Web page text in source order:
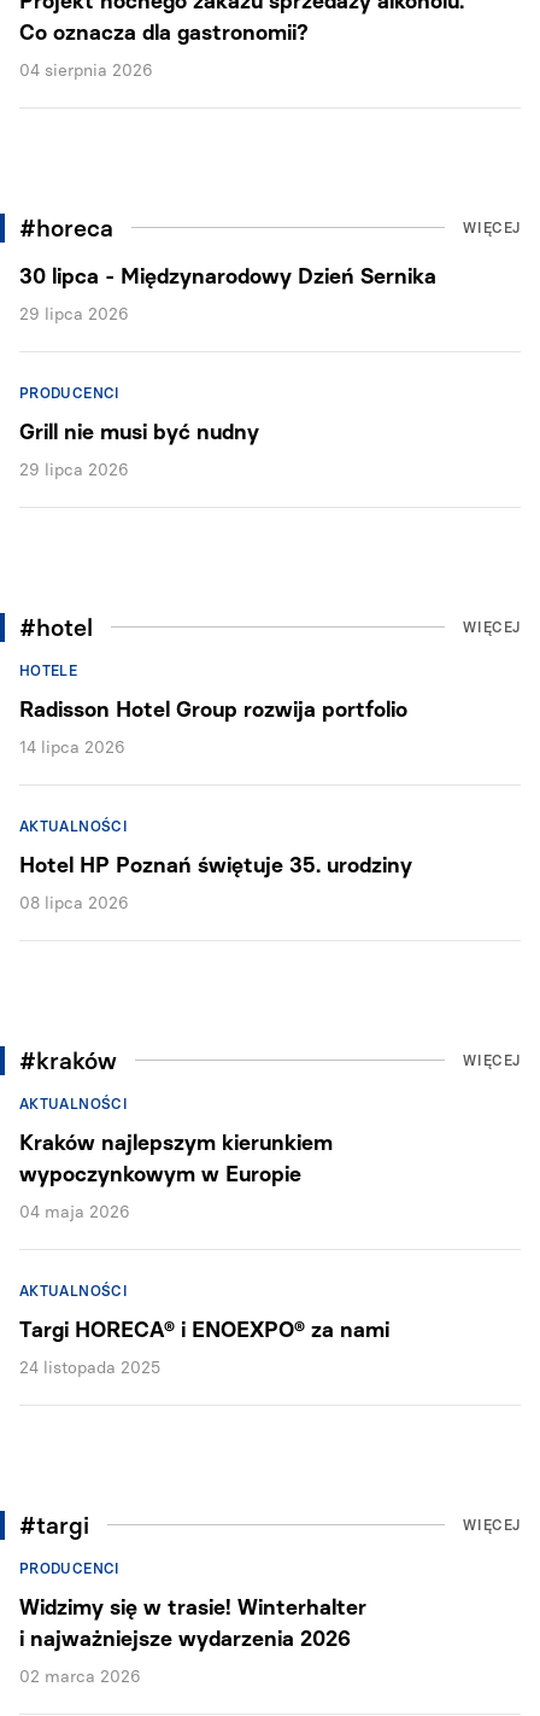
Co oznacza dla gastronomii?
04 sierpnia 2026
#horeca WIĘCEJ
30 lipca - Międzynarodowy Dzień Sernika
29 lipca 2026
PRODUCENCI
Grill nie musi być nudny
29 lipca 2026
#hotel WIĘCEJ
HOTELE
Radisson Hotel Group rozwija portfolio
14 lipca 2026
AKTUALNOŚCI
Hotel HP Poznań świętuje 35. urodziny
08 lipca 2026
#kraków WIĘCEJ
AKTUALNOŚCI
Kraków najlepszym kierunkiem
wypoczynkowym w Europie
04 maja 2026
AKTUALNOŚCI
Targi HORECA® i ENOEXPO® za nami
24 listopada 2025
#targi WIĘCEJ
PRODUCENCI
Widzimy się w trasie! Winterhalter
i najważniejsze wydarzenia 2026
02 marca 2026